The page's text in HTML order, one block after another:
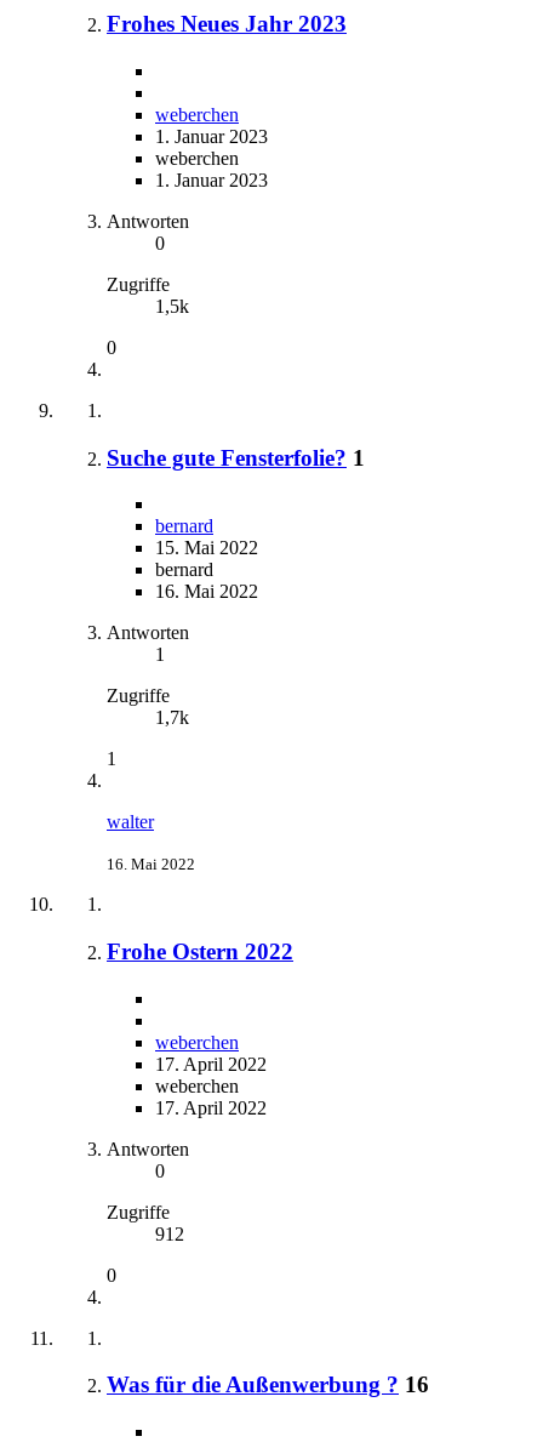
Frohes Neues Jahr 2023
weberchen
1. Januar 2023
weberchen
1. Januar 2023
Antworten
0
Zugriffe
1,5k
0
Suche gute Fensterfolie? 1
bernard
15. Mai 2022
bernard
16. Mai 2022
Antworten
1
Zugriffe
1,7k
1
walter
16. Mai 2022
Frohe Ostern 2022
weberchen
17. April 2022
weberchen
17. April 2022
Antworten
0
Zugriffe
912
0
Was für die Außenwerbung ? 16